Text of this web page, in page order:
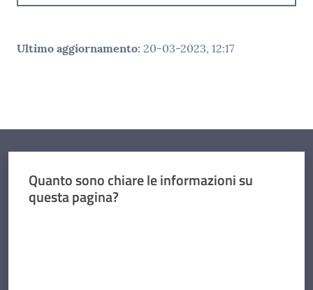
Ultimo aggiornamento: 20-03-2023, 12:17
Quanto sono chiare le informazioni su
questa pagina?